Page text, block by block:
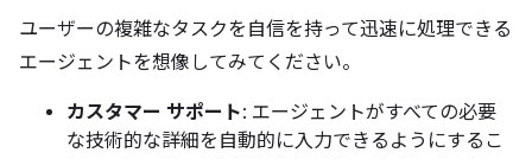
ユーザーの複雑なタスクを自信を持って迅速に処理できる
エージェントを想像してみてください。
カスタマー サポート: エージェントがすべての必要
な技術的な詳細を自動的に入力できるようにするこ